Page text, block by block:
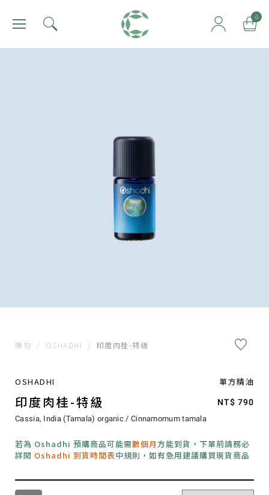
肯園 Canjune 0
購物 / OSHADHI / 印度肉桂-特級
OSHADHI 單方精油
印度肉桂-特級 NT$ 790
Cassia, India (Tamala) organic / Cinnamomum tamala
若為 Oshadhi 預購商品可能需數個月方能到貨，下單前請務必
詳閱 Oshadhi 到貨時間表中規則，如有急用建議購買現貨商品